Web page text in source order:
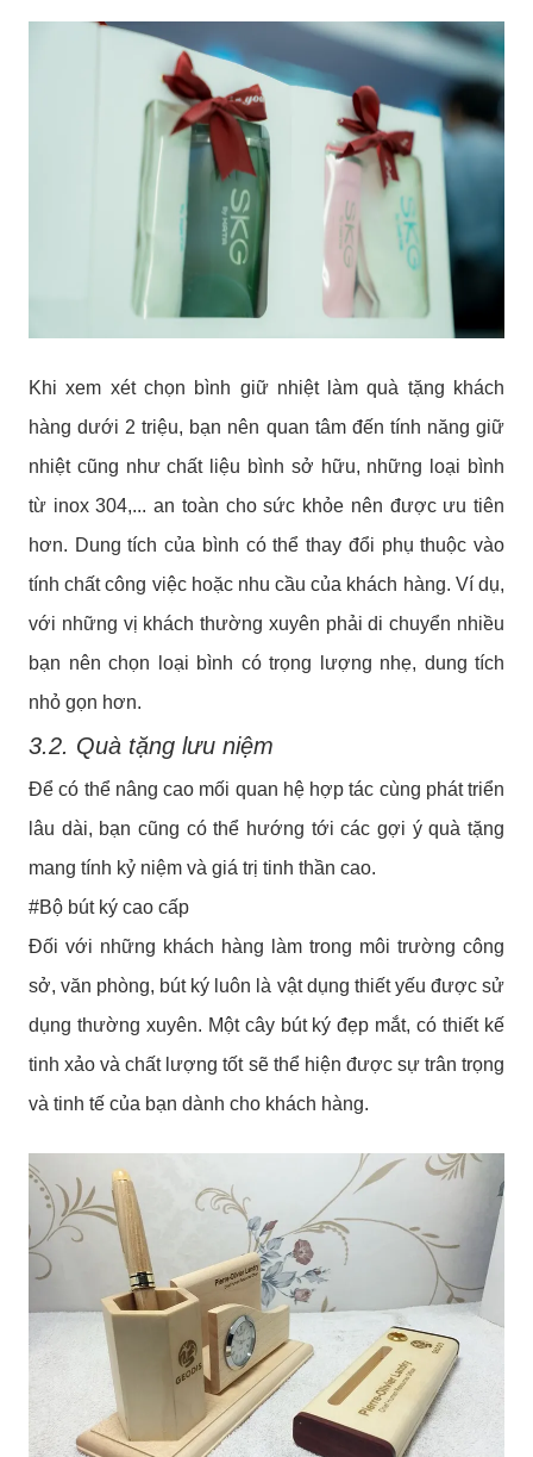
Khi xem xét chọn bình giữ nhiệt làm quà tặng khách
hàng dưới 2 triệu, bạn nên quan tâm đến tính năng giữ
nhiệt cũng như chất liệu bình sở hữu, những loại bình
từ inox 304,... an toàn cho sức khỏe nên được ưu tiên
hơn. Dung tích của bình có thể thay đổi phụ thuộc vào
tính chất công việc hoặc nhu cầu của khách hàng. Ví dụ,
với những vị khách thường xuyên phải di chuyển nhiều
bạn nên chọn loại bình có trọng lượng nhẹ, dung tích
nhỏ gọn hơn.
3.2. Quà tặng lưu niệm
Để có thể nâng cao mối quan hệ hợp tác cùng phát triển
lâu dài, bạn cũng có thể hướng tới các gợi ý quà tặng
mang tính kỷ niệm và giá trị tinh thần cao.
#Bộ bút ký cao cấp
Đối với những khách hàng làm trong môi trường công
sở, văn phòng, bút ký luôn là vật dụng thiết yếu được sử
dụng thường xuyên. Một cây bút ký đẹp mắt, có thiết kế
tinh xảo và chất lượng tốt sẽ thể hiện được sự trân trọng
và tinh tế của bạn dành cho khách hàng.